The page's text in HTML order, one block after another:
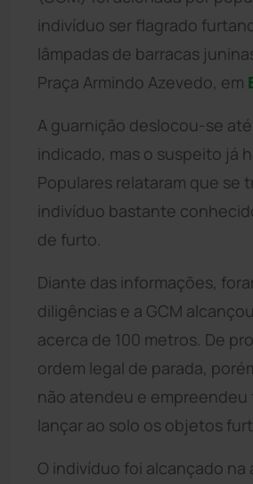
indivíduo ser flagrado
lâmpadas de barracas
Praça Armindo Azevedo, em
A guarnição deslocou-se
indicado, mas o suspeito já
Populares relataram que se
indivíduo bastante
de furto.
Diante das informações,
diligências e a GCM
acerca de 100 metros. De
ordem legal de parada,
não atendeu e empreendeu
lançar ao solo os objetos
O indivíduo foi alcançado na